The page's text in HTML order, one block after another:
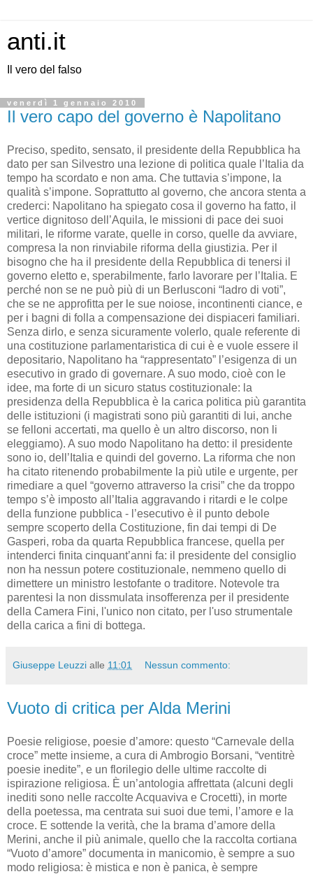
anti.it
Il vero del falso
venerdì 1 gennaio 2010
Il vero capo del governo è Napolitano
Preciso, spedito, sensato, il presidente della Repubblica ha
dato per san Silvestro una lezione di politica quale l’Italia da
tempo ha scordato e non ama. Che tuttavia s’impone, la
qualità s’impone. Soprattutto al governo, che ancora stenta a
crederci: Napolitano ha spiegato cosa il governo ha fatto, il
vertice dignitoso dell’Aquila, le missioni di pace dei suoi
militari, le riforme varate, quelle in corso, quelle da avviare,
compresa la non rinviabile riforma della giustizia. Per il
bisogno che ha il presidente della Repubblica di tenersi il
governo eletto e, sperabilmente, farlo lavorare per l’Italia. E
perché non se ne può più di un Berlusconi “ladro di voti”,
che se ne approfitta per le sue noiose, incontinenti ciance, e
per i bagni di folla a compensazione dei dispiaceri familiari.
Senza dirlo, e senza sicuramente volerlo, quale referente di
una costituzione parlamentaristica di cui è e vuole essere il
depositario, Napolitano ha “rappresentato” l’esigenza di un
esecutivo in grado di governare. A suo modo, cioè con le
idee, ma forte di un sicuro status costituzionale: la
presidenza della Repubblica è la carica politica più garantita
delle istituzioni (i magistrati sono più garantiti di lui, anche
se felloni accertati, ma quello è un altro discorso, non li
eleggiamo). A suo modo Napolitano ha detto: il presidente
sono io, dell’Italia e quindi del governo. La riforma che non
ha citato ritenendo probabilmente la più utile e urgente, per
rimediare a quel “governo attraverso la crisi” che da troppo
tempo s’è imposto all’Italia aggravando i ritardi e le colpe
della funzione pubblica - l’esecutivo è il punto debole
sempre scoperto della Costituzione, fin dai tempi di De
Gasperi, roba da quarta Repubblica francese, quella per
intenderci finita cinquant’anni fa: il presidente del consiglio
non ha nessun potere costituzionale, nemmeno quello di
dimettere un ministro lestofante o traditore. Notevole tra
parentesi la non dissmulata insofferenza per il presidente
della Camera Fini, l'unico non citato, per l'uso strumentale
della carica a fini di bottega.
Giuseppe Leuzzi alle 11:01 Nessun commento:
Vuoto di critica per Alda Merini
Poesie religiose, poesie d’amore: questo “Carnevale della
croce” mette insieme, a cura di Ambrogio Borsani, “ventitrè
poesie inedite”, e un florilegio delle ultime raccolte di
ispirazione religiosa. È un’antologia affrettata (alcuni degli
inediti sono nelle raccolte Acquaviva e Crocetti), in morte
della poetessa, ma centrata sui suoi due temi, l’amore e la
croce. E sottende la verità, che la brama d’amore della
Merini, anche il più animale, quello che la raccolta cortiana
“Vuoto d’amore” documenta in manicomio, è sempre a suo
modo religiosa: è mistica e non è panica, è sempre